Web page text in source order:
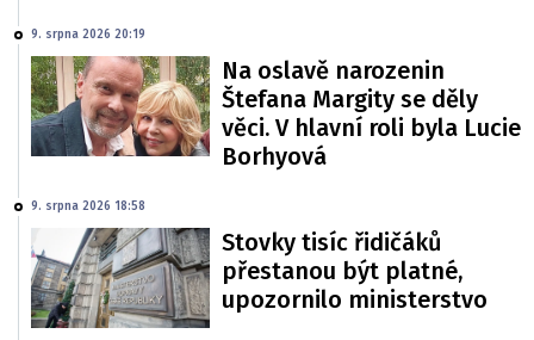
9. srpna 2026 20:19
Na oslavě narozenin
Štefana Margity se děly
věci. V hlavní roli byla Lucie
Borhyová
9. srpna 2026 18:58
Stovky tisíc řidičáků
přestanou být platné,
upozornilo ministerstvo